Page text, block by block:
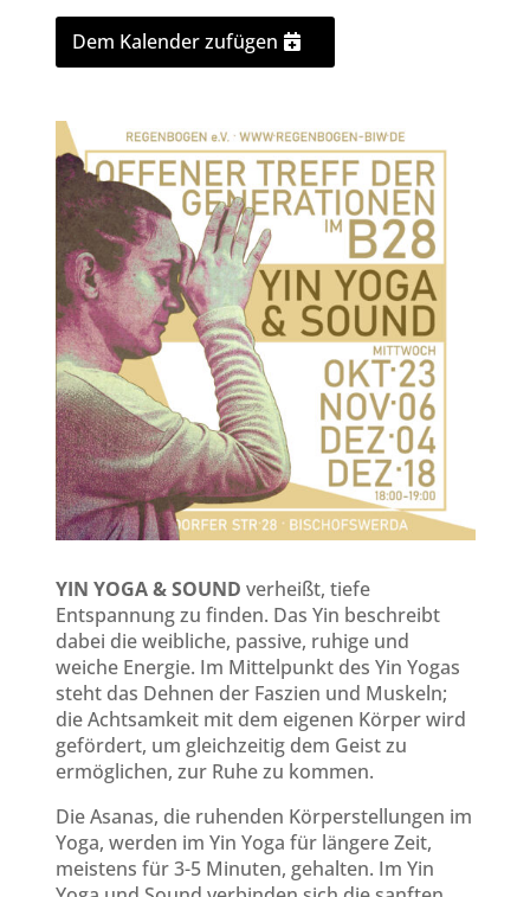
Dem Kalender zufügen
YIN YOGA & SOUNDverheißt, tiefe
Entspannung zu finden. Das Yin beschreibt
dabei die weibliche, passive, ruhige und
weiche Energie. Im Mittelpunkt des Yin Yogas
steht das Dehnen der Faszien und Muskeln;
die Achtsamkeit mit dem eigenen Körper wird
gefördert, um gleichzeitig dem Geist zu
ermöglichen, zur Ruhe zu kommen.
Die Asanas, die ruhenden Körperstellungen im
Yoga, werden im Yin Yoga für längere Zeit,
meistens für 3-5 Minuten, gehalten. Im Yin